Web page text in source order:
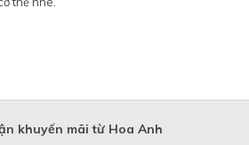
khuyến mãi từ Hoa Anh